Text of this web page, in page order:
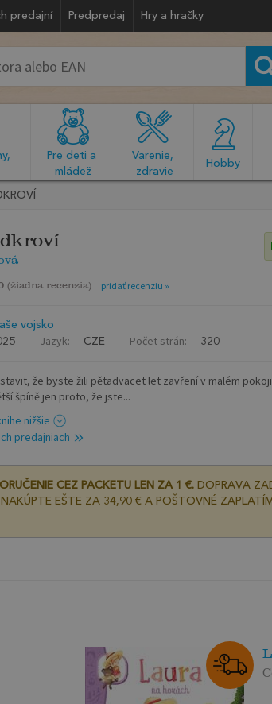
predajní Predpredaj Hry a hračky
Pre deti a
mládež
Varenie,
zdravie
Hobby
(žiadna recenzia) pridať recenziu »
vojsko
Jazyk: CZE Počet strán: 320
že byste žili pětadvacet let zavření v malém
špíně jen proto, že jste...
nižšie
predajniach
CEZ PACKETU LEN ZA 1 €.DOPRAVA
EŠTE ZA 34,90 € A POŠTOVNÉ